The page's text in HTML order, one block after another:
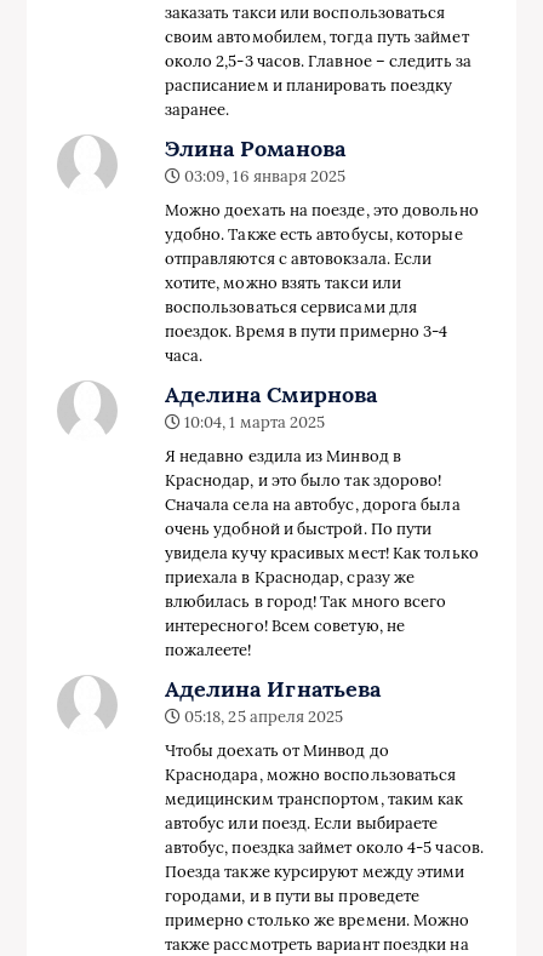
заказать такси или воспользоваться
своим автомобилем, тогда путь займет
около 2,5-3 часов. Главное – следить за
расписанием и планировать поездку
заранее.
Элина Романова
03:09, 16 января 2025
Можно доехать на поезде, это довольно
удобно. Также есть автобусы, которые
отправляются с автовокзала. Если
хотите, можно взять такси или
воспользоваться сервисами для
поездок. Время в пути примерно 3-4
часа.
Аделина Смирнова
10:04, 1 марта 2025
Я недавно ездила из Минвод в
Краснодар, и это было так здорово!
Сначала села на автобус, дорога была
очень удобной и быстрой. По пути
увидела кучу красивых мест! Как только
приехала в Краснодар, сразу же
влюбилась в город! Так много всего
интересного! Всем советую, не
пожалеете!
Аделина Игнатьева
05:18, 25 апреля 2025
Чтобы доехать от Минвод до
Краснодара, можно воспользоваться
медицинским транспортом, таким как
автобус или поезд. Если выбираете
автобус, поездка займет около 4-5 часов.
Поезда также курсируют между этими
городами, и в пути вы проведете
примерно столько же времени. Можно
также рассмотреть вариант поездки на